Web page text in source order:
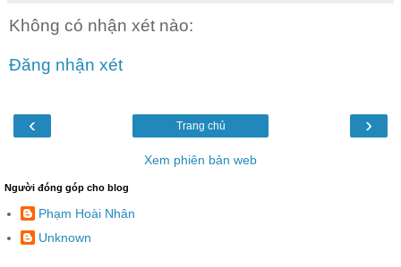
Không có nhận xét nào:
Đăng nhận xét
‹ ›
Trang chủ
Xem phiên bản web
Người đóng góp cho blog
Phạm Hoài Nhân
Unknown